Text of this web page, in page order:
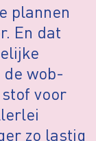
plannen
En dat
wob-
voor
zo lastig